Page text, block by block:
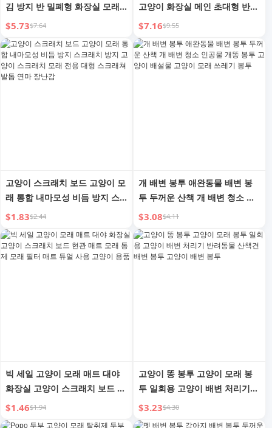
김 방지 반 밀폐형 화장실 모래
트레이 초대형 개방형 거대 고양
이 모래통
$5.73$7.64
고양이 화장실 메인 초대형 반
밀폐형 거대 고양이 모래 화장실
$7.16$9.55
고양이 스크래치 보드 고양이 모
래 통합 내마모성 비듬 방지 스
크래치 방지 고양이 스크래치 모
래 전용 대형 스크래쳐 발톱 연
마 장난감
$1.83$2.44
개 배변 봉투 애완동물 배변 봉
투 두꺼운 산책 개 배변 청소 인
공물 개똥 봉투 고양이 배설물
고양이 모래 쓰레기 봉투
$3.08$4.11
빅 세일 고양이 모래 매트 대야
화장실 고양이 스크래치 보드 현
관 매트 모래 통제 모래 필터 매
트 듀얼 사용 고양이 용품
$1.46$1.94
고양이 똥 봉투 고양이 모래 봉
투 일회용 고양이 배변 처리기
반려동물 산책견 배변 봉투 고양
이 배변 봉투
$3.23$4.30